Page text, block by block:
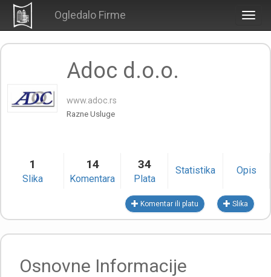
Ogledalo Firme
Adoc d.o.o.
www.adoc.rs
Razne Usluge
1
Slika
14
Komentara
34
Plata
Statistika Opis
Komentar ili platu Slika
Osnovne Informacije